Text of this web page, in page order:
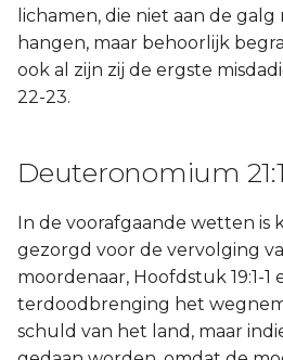
lichamen, die niet aan de
hangen, maar behoorlijk
ook al zijn zij de ergste
22-23.
Deuteronomium
In de voorafgaande wetten is
gezorgd voor de vervolging
moordenaar, Hoofdstuk 19:1-1
terdoodbrenging het
schuld van het land, maar